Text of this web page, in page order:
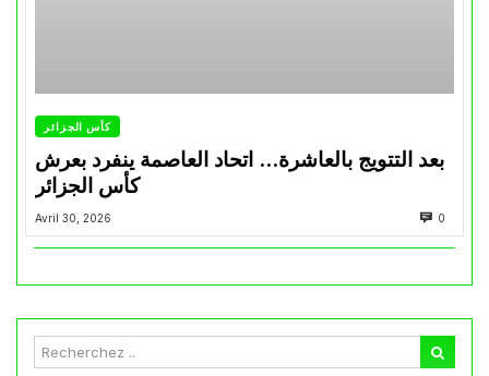
كأس الجزائر
بعد التتويج بالعاشرة… اتحاد العاصمة ينفرد بعرش
كأس الجزائر
Avril 30, 2026 0